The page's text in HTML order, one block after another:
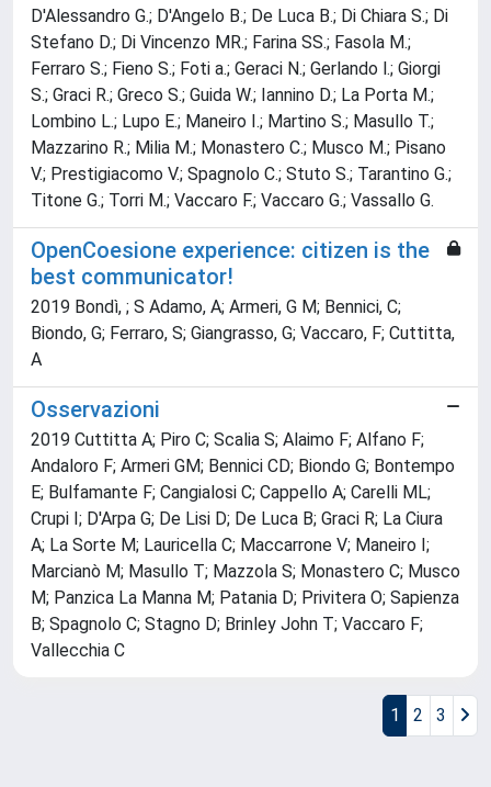
D'Alessandro G.; D'Angelo B.; De Luca B.; Di Chiara S.; Di
Stefano D.; Di Vincenzo MR.; Farina SS.; Fasola M.;
Ferraro S.; Fieno S.; Foti a.; Geraci N.; Gerlando l.; Giorgi
S.; Graci R.; Greco S.; Guida W.; Iannino D.; La Porta M.;
Lombino L.; Lupo E.; Maneiro I.; Martino S.; Masullo T.;
Mazzarino R.; Milia M.; Monastero C.; Musco M.; Pisano
V.; Prestigiacomo V.; Spagnolo C.; Stuto S.; Tarantino G.;
Titone G.; Torri M.; Vaccaro F.; Vaccaro G.; Vassallo G.
OpenCoesione experience: citizen is the
best communicator!
2019 Bondì, ; S Adamo, A; Armeri, G M; Bennici, C;
Biondo, G; Ferraro, S; Giangrasso, G; Vaccaro, F; Cuttitta,
A
Osservazioni
2019 Cuttitta A; Piro C; Scalia S; Alaimo F; Alfano F;
Andaloro F; Armeri GM; Bennici CD; Biondo G; Bontempo
E; Bulfamante F; Cangialosi C; Cappello A; Carelli ML;
Crupi I; D'Arpa G; De Lisi D; De Luca B; Graci R; La Ciura
A; La Sorte M; Lauricella C; Maccarrone V; Maneiro I;
Marcianò M; Masullo T; Mazzola S; Monastero C; Musco
M; Panzica La Manna M; Patania D; Privitera O; Sapienza
B; Spagnolo C; Stagno D; Brinley John T; Vaccaro F;
Vallecchia C
1 2 3